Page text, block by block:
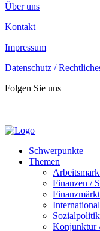
Über uns
Kontakt
Impressum
Datenschutz /
Folgen Sie uns
Schwerpunkte
Themen
Finanzen /
International
Sozialpolitik
Konjunktur